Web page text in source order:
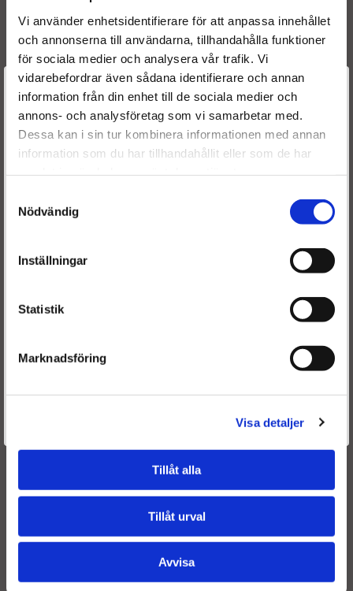
Vi använder enhetsidentifierare för att anpassa innehållet
och annonserna till användarna, tillhandahålla funktioner
för sociala medier och analysera vår trafik. Vi
vidarebefordrar även sådana identifierare och annan
information från din enhet till de sociala medier och
annons- och analysföretag som vi samarbetar med.
Dessa kan i sin tur kombinera informationen med annan
information som du har tillhandahållit eller som de har
Nödvändig
Inställningar
Statistik
Marknadsföring
Visa detaljer
Tillåt alla
Tillåt urval
Avvisa
8200379376
8200057346C
82000423059A
8200707450
167009788R
167002321R
167003374R
Motorkod(er):
K9K710
K9K712
K9K768
K9K750
Leveranstid:
Leveranstiden normalt ca är 2-5 arbetsdagar.
Välkommen till
Dieselspecialisten.se
För att förbättra din upplevelse på vår hemsida ber vi dig
välja vilken kategori du tillhör
Välkommen tillbaka! Klicka här för att komma till dina sidor.
Givetvis går det även bra att handla utan att logga in.